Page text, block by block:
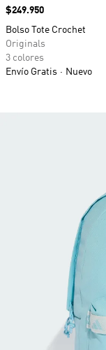
Precio
$249.950
Bolso Tote Crochet
Originals
3 colores
Envío Gratis
Nuevo